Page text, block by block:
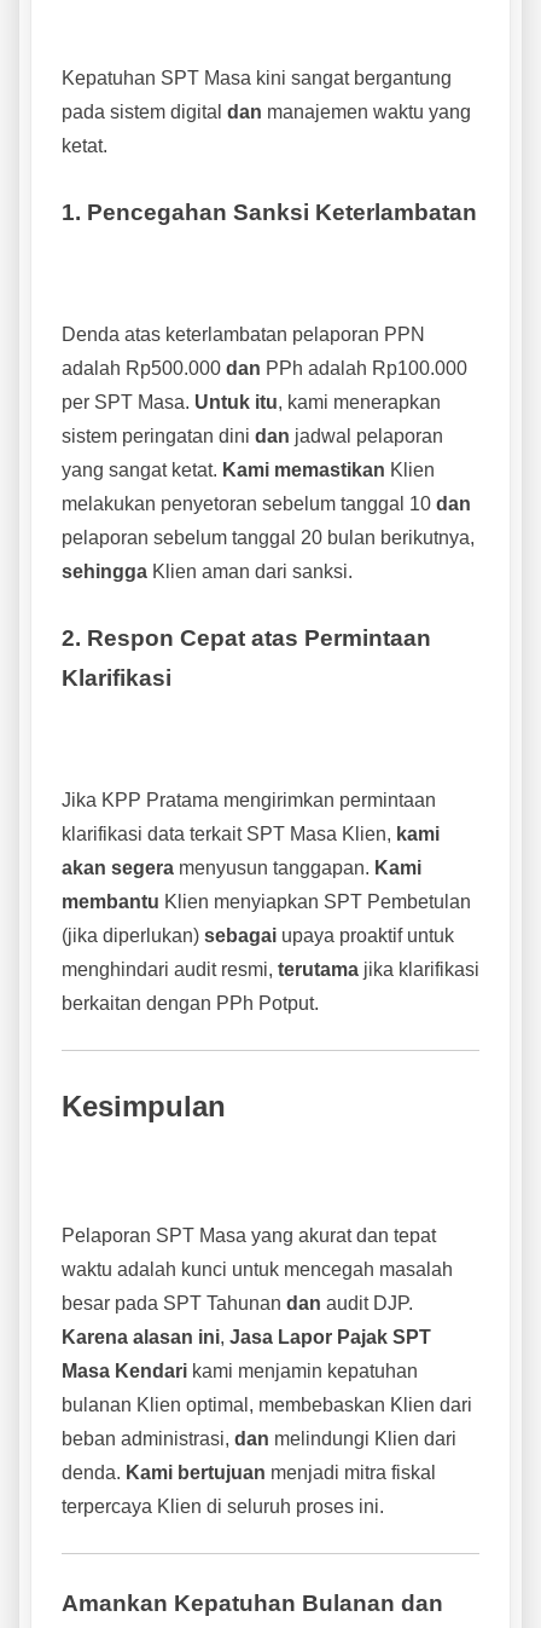
Kepatuhan SPT Masa kini sangat bergantung
pada sistem digital dan manajemen waktu yang
ketat.
1. Pencegahan Sanksi Keterlambatan
Denda atas keterlambatan pelaporan PPN
adalah Rp500.000 dan PPh adalah Rp100.000
per SPT Masa. Untuk itu, kami menerapkan
sistem peringatan dini dan jadwal pelaporan
yang sangat ketat. Kami memastikan Klien
melakukan penyetoran sebelum tanggal 10 dan
pelaporan sebelum tanggal 20 bulan berikutnya,
sehingga Klien aman dari sanksi.
2. Respon Cepat atas Permintaan
Klarifikasi
Jika KPP Pratama mengirimkan permintaan
klarifikasi data terkait SPT Masa Klien, kami
akan segera menyusun tanggapan. Kami
membantu Klien menyiapkan SPT Pembetulan
(jika diperlukan) sebagai upaya proaktif untuk
menghindari audit resmi, terutama jika klarifikasi
berkaitan dengan PPh Potput.
Kesimpulan
Pelaporan SPT Masa yang akurat dan tepat
waktu adalah kunci untuk mencegah masalah
besar pada SPT Tahunan dan audit DJP.
Karena alasan ini, Jasa Lapor Pajak SPT
Masa Kendari kami menjamin kepatuhan
bulanan Klien optimal, membebaskan Klien dari
beban administrasi, dan melindungi Klien dari
denda. Kami bertujuan menjadi mitra fiskal
terpercaya Klien di seluruh proses ini.
Amankan Kepatuhan Bulanan dan